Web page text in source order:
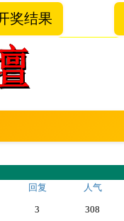
奖结果
回复 人气
3 308